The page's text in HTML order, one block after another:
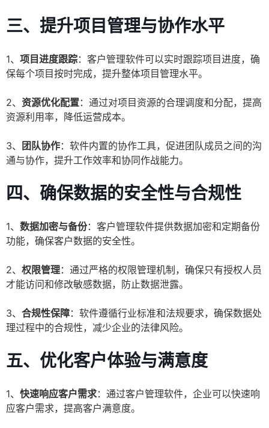
三、提升项目管理与协作水平
1、 项目进度跟踪：客户管理软件可以实时跟踪项目进度，确
保每个项目按时完成，提升整体项目管理水平。
2、 资源优化配置：通过对项目资源的合理调度和分配，提高
资源利用率，降低运营成本。
3、 团队协作：软件内置的协作工具，促进团队成员之间的沟
通与协作，提升工作效率和协同作战能力。
四、确保数据的安全性与合规性
1、 数据加密与备份：客户管理软件提供数据加密和定期备份
功能，确保客户数据的安全性。
2、 权限管理：通过严格的权限管理机制，确保只有授权人员
才能访问和修改敏感数据，防止数据泄露。
3、 合规性保障：软件遵循行业标准和法规要求，确保数据处
理过程中的合规性，减少企业的法律风险。
五、优化客户体验与满意度
1、 快速响应客户需求：通过客户管理软件，企业可以快速响
应客户需求，提高客户满意度。